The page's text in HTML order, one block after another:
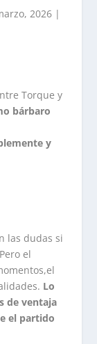
2026 |
Torque y
bárbaro
y
las dudas si
el
Lo
de ventaja
el partido